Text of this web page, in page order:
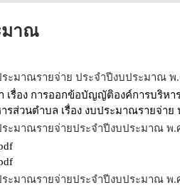
มาณ
มาณรายจ่าย ประจำปีงบประมาณ พ.
เรื่อง การออกข้อบัญญัติองค์การบริห
ส่วนตำบล เรื่อง งบประมาณรายจ่าย
มาณรายจ่ายประจำปีงบประมาณ พ.
มาณรายจ่ายประจำปีงบประมาณ พ.